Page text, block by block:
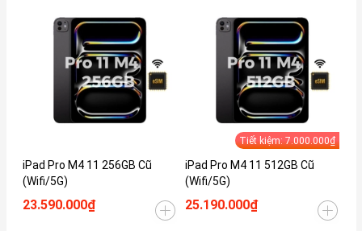
iPad Pro M4 11 256GB Cũ
(Wifi/5G)
23.590.000₫
Tiết kiệm: 7.000.000₫
iPad Pro M4 11 512GB Cũ
(Wifi/5G)
25.190.000₫